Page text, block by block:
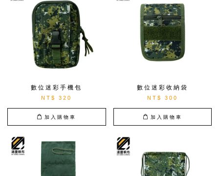
數位迷彩手機包
NT$ 320
加入購物車
數位迷彩收納袋
NT$ 300
加入購物車